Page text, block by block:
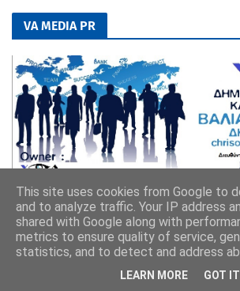
VA MEDIA PR
This site uses cookies from Google to
and to analyze traffic. Your IP address
shared with Google along with
metrics to ensure quality of service,
statistics, and to detect and address
LEARN MORE GOT IT